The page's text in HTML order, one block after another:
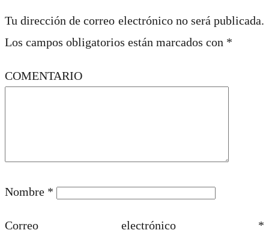
Tu dirección de correo electrónico no será publicada.
Los campos obligatorios están marcados con *
COMENTARIO
Nombre *
Correo electrónico *